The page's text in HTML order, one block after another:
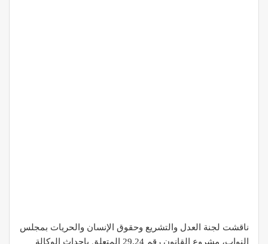
ناقشت لجنة العدل والتشريع وحقوق الإنسان والحريات بمجلس
النواب، مشروع القانون رقم 29.24 المتعلق بإحداث الوكالة